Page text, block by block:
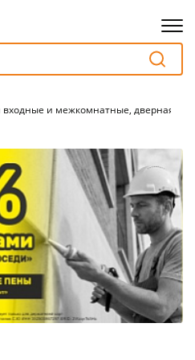
входные и межкомнатные, дверная